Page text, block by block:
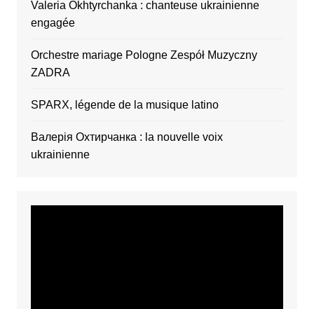
Valeria Okhtyrchanka : chanteuse ukrainienne
engagée
Orchestre mariage Pologne Zespół Muzyczny
ZADRA
SPARX, légende de la musique latino
Валерія Охтирчанка : la nouvelle voix
ukrainienne